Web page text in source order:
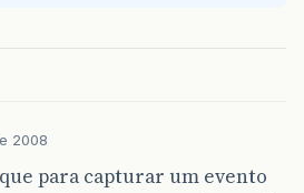
2008
para capturar um evento